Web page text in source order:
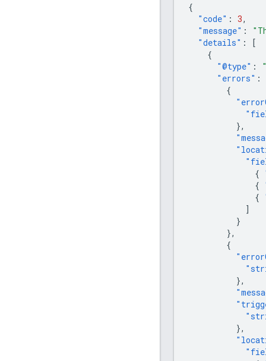
{
"code" : 3,
"message" :
"details" :
[
{
"@type" :
"errors" :
{
},
{
{
{
]
}
},
{
},
},